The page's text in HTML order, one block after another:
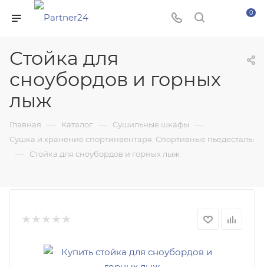
0
Стойка для
сноубордов и горных
лыж
Главная — Каталог — Сушильные шкафы —
Сушка и хранение спортинвентаря. Спортивные пьедесталы
— Стойка для сноубордов и горных лыж